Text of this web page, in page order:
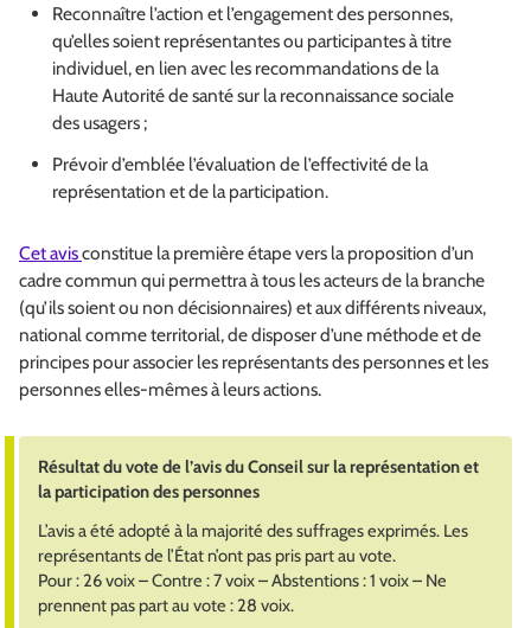
Reconnaître l’action et l’engagement des personnes,
qu’elles soient représentantes ou participantes à titre
individuel, en lien avec les recommandations de la
Haute Autorité de santé sur la reconnaissance sociale
des usagers ;
Prévoir d’emblée l’évaluation de l’effectivité de la
représentation et de la participation.
Cet avisconstitue la première étape vers la proposition d’un
cadre commun qui permettra à tous les acteurs de la branche
(qu’ils soient ou non décisionnaires) et aux différents niveaux,
national comme territorial, de disposer d’une méthode et de
principes pour associer les représentants des personnes et les
personnes elles-mêmes à leurs actions.
Résultat du vote de l’avis du Conseil sur la représentation et
la participation des personnes
L’avis a été adopté à la majorité des suffrages exprimés. Les
représentants de l’État n’ont pas pris part au vote.
Pour : 26 voix – Contre : 7 voix – Abstentions : 1 voix – Ne
prennent pas part au vote : 28 voix.